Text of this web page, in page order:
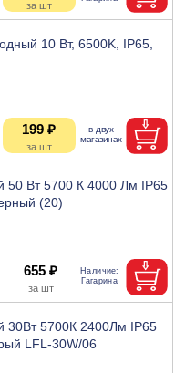
10 Вт, 6500K, IP65,
199 ₽
50 Вт 5700 К 4000 Лм IP65
(20)
655 ₽
30Вт 5700К 2400Лм IP65
LFL-30W/06